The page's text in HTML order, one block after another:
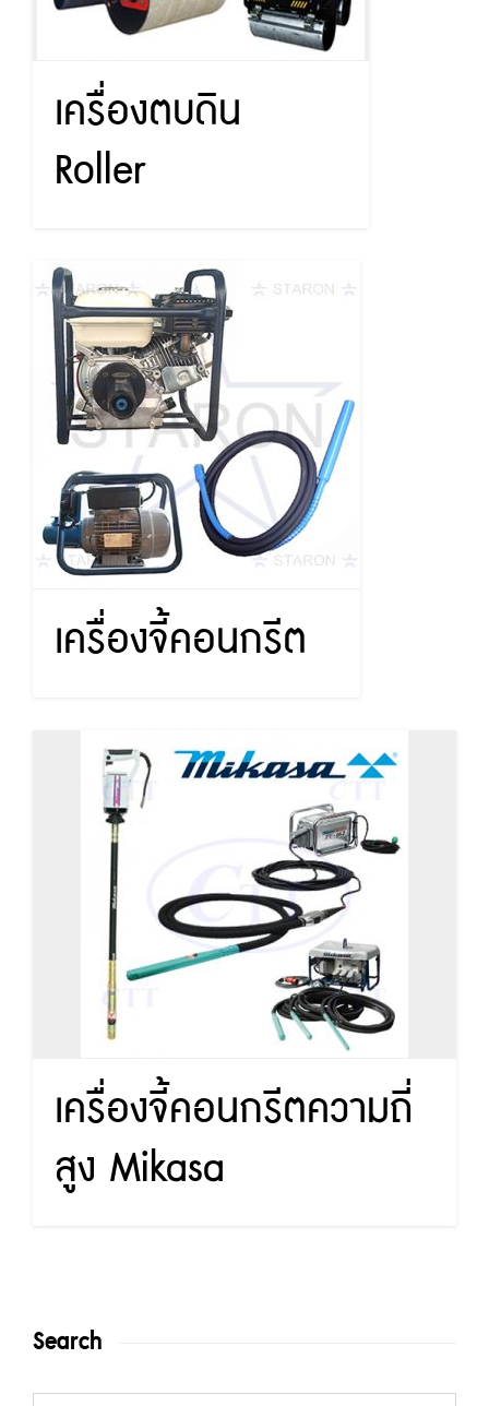
เครื่องตบดิน
Roller
เครื่องจี้คอนกรีต
เครื่องจี้คอนกรีตความถี่
สูง Mikasa
Search